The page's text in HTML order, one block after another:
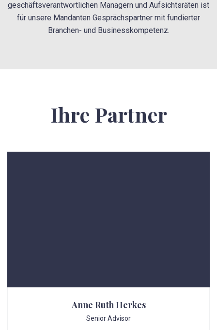
geschäftsverantwortlichen Managern und Aufsichtsräten ist
für unsere Mandanten Gesprächspartner mit fundierter
Branchen- und Businesskompetenz.
Ihre Partner
Anne Ruth Herkes
Senior Advisor